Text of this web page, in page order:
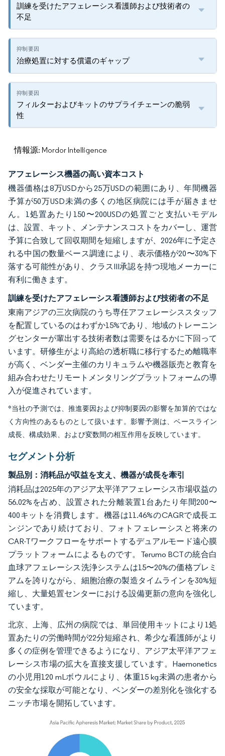
訓練を受けたアフェレーシス看護師および技術者の
不足
治療処置に対する償還のギャップ
フィルターおよびキットのサプライチェーンの脆弱
性
情報源: Mordor Intelligence
アフェレーシス機器の高い資本コスト
機器価格は8万USDから25万USDの範囲にあり、年間機器
予算が50万USD未満の多くの地区病院には手が届きませ
ん。1処置あたり150〜200USDの処置ごと支払いモデル
は、設置、キット、メンテナンスコストをカバーし、運営
予算に合致して回収期間を短縮しますが、2026年に予定さ
れる中国の数量ベース調達により、表示価格が20〜30%下
落する可能性があり、クラスIII承認を持つ現地メーカーに
有利に働きます。
訓練を受けたアフェレーシス看護師および技術者の不足
東南アジアの三次病院のうち専任アフェレーシススタッフ
を配置しているのはわずか15%であり、地域のトレーニン
グセンターが輩出する技術者数は需要をはるかに下回って
います。研修生がより高給の透析職に移行するため離職率
が高く、ベンダー主催のカリキュラムや機器販売と教育を
組み合わせたリモートメンタリングプラットフォームの導
入が促進されています。
*当社の予測では、推進要因および抑制要因の影響を加算的ではな
く方向性のあるものとして扱います。影響予測は、ベースライン
成長、構成効果、および変数間の相互作用を反映しています。
セグメント分析
製品別：消耗品が収益を支え、機器が成長を牽引
消耗品は2025年のアジア太平洋アフェレーシス市場収益の
56.02%を占め、設置された分離装置1台あたり年間200〜
400キットを消費します。機器は11.46%のCAGRで成長エ
ンジンであり続けており、フォトフェレーシスと将来の
CAR-Tワークフローをサポートするデュアルモード遠心膜
プラットフォームによるものです。Terumo BCTの統合白
血球アフェレーシス洗浄システムは15〜20%の価格プレミ
アムを誇りながら、細胞治療の製造タイムラインを30%短
縮し、大量処置センターにおける設備更新の意向を強化し
ています。
北京、上海、広州の病院では、単回使用キットにより1処
置あたりの労働時間が22分短縮され、希少な看護師がより
多くの症例を管理できるようになり、アジア太平洋アフェ
レーシス市場の拡大を直接支援しています。Haemonetics
の小児用120 mLボウルにより、体重15 kg未満の患者から
の安全な採取が可能となり、ベンダーの差別化を強化する
ニッチ市場を開拓しています。